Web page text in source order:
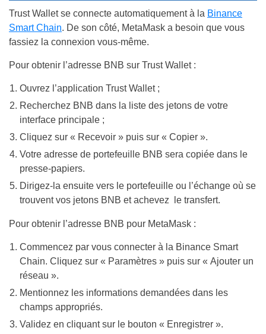
Trust Wallet se connecte automatiquement à la Binance
Smart Chain. De son côté, MetaMask a besoin que vous
fassiez la connexion vous-même.
Pour obtenir l’adresse BNB sur Trust Wallet :
Ouvrez l’application Trust Wallet ;
Recherchez BNB dans la liste des jetons de votre
interface principale ;
Cliquez sur « Recevoir » puis sur « Copier ».
Votre adresse de portefeuille BNB sera copiée dans le
presse-papiers.
Dirigez-la ensuite vers le portefeuille ou l’échange où se
trouvent vos jetons BNB et achevez le transfert.
Pour obtenir l’adresse BNB pour MetaMask :
Commencez par vous connecter à la Binance Smart
Chain. Cliquez sur « Paramètres » puis sur « Ajouter un
réseau ».
Mentionnez les informations demandées dans les
champs appropriés.
Validez en cliquant sur le bouton « Enregistrer ».